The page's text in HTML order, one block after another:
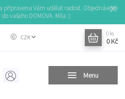
připravena Vám udělat radost. Objednávejte
vašeho DOMOVA. Míla :)
Menu
CZK
0 ks
0 Kč